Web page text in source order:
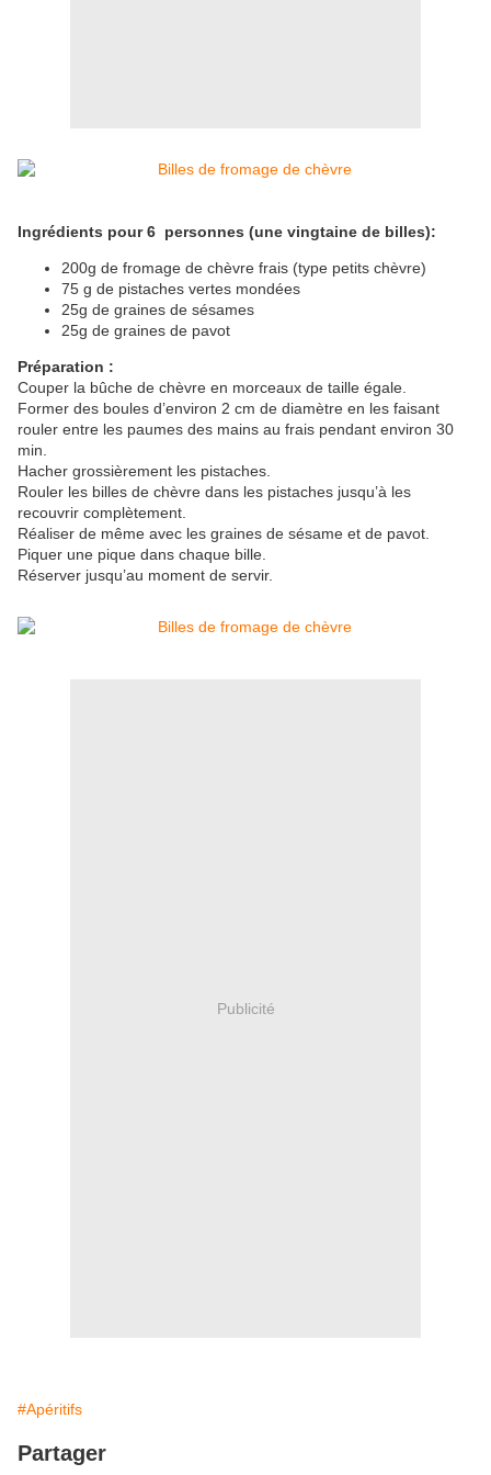
Ingrédients pour 6 personnes (une vingtaine de billes):
200g de fromage de chèvre frais (type petits chèvre)
75 g de pistaches vertes mondées
25g de graines de sésames
25g de graines de pavot
Préparation :
Couper la bûche de chèvre en morceaux de taille égale.
Former des boules d’environ 2 cm de diamètre en les faisant
rouler entre les paumes des mains au frais pendant environ 30
min.
Hacher grossièrement les pistaches.
Rouler les billes de chèvre dans les pistaches jusqu’à les
recouvrir complètement.
Réaliser de même avec les graines de sésame et de pavot.
Piquer une pique dans chaque bille.
Réserver jusqu’au moment de servir.
Publicité
#Apéritifs
Partager